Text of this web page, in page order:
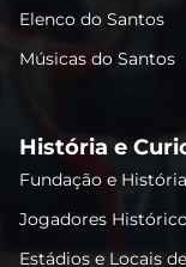
Elenco do Santos
Músicas do Santos
História e
Fundação e
Jogadores
Estádios e Locais